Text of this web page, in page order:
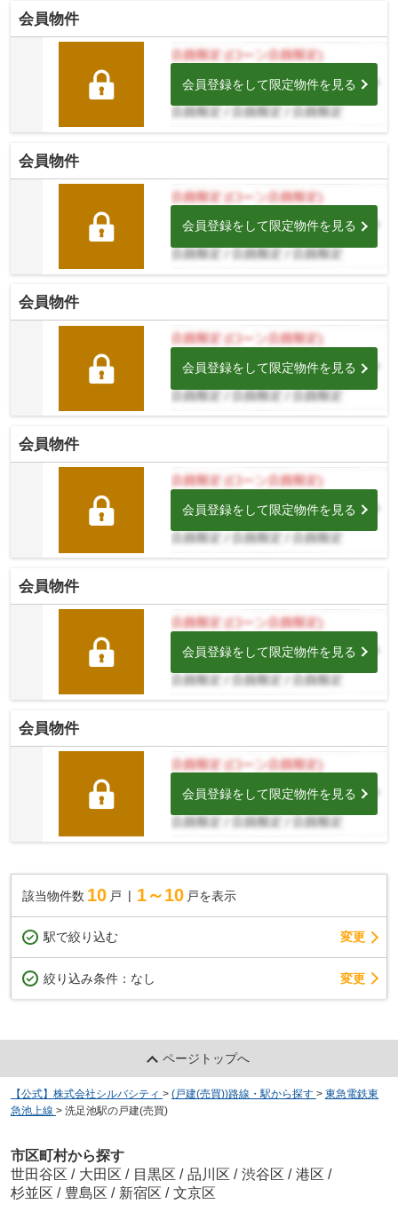
会員物件
会員登録をして限定物件を見る
会員物件
会員登録をして限定物件を見る
会員物件
会員登録をして限定物件を見る
会員物件
会員登録をして限定物件を見る
会員物件
会員登録をして限定物件を見る
会員物件
会員登録をして限定物件を見る
該当物件数 10 戸 1～10 戸を表示
駅で絞り込む 変更
絞り込み条件： なし 変更
ページトップへ
【公式】株式会社シルバシティ > (戸建(売買))路線・駅から探す > 東急電鉄東
急池上線 > 洗足池駅の戸建(売買)
市区町村から探す
世田谷区 / 大田区 / 目黒区 / 品川区 / 渋谷区 / 港区 /
杉並区 / 豊島区 / 新宿区 / 文京区